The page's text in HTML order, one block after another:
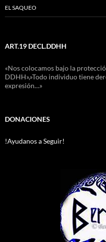
EL SAQUEO
ART.19 DECL.DDHH
«Nos colocamos bajo la
DDHH»,»Todo individuo tiene
expresión…»
DONACIONES
!Ayudanos a Seguir!